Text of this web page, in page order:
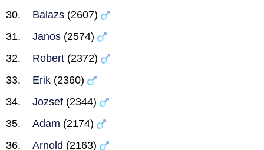
Balazs (2607)
Janos (2574)
Robert (2372)
Erik (2360)
Jozsef (2344)
Adam (2174)
Arnold (2163)